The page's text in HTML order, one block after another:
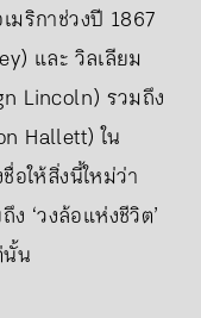
ริกาช่วงปี 1867
และ วิลเลียม
Lincoln) รวมถึง
Hallett) ใน
อให้สิ่งนี้ใหม่ว่า
‘วงล้อแห่งชีวิต’
น